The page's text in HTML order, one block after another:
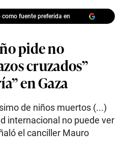
fuente preferida en
pide no
cruzados”
en Gaza
de niños muertos (...)
internacional no puede ver
el canciller Mauro